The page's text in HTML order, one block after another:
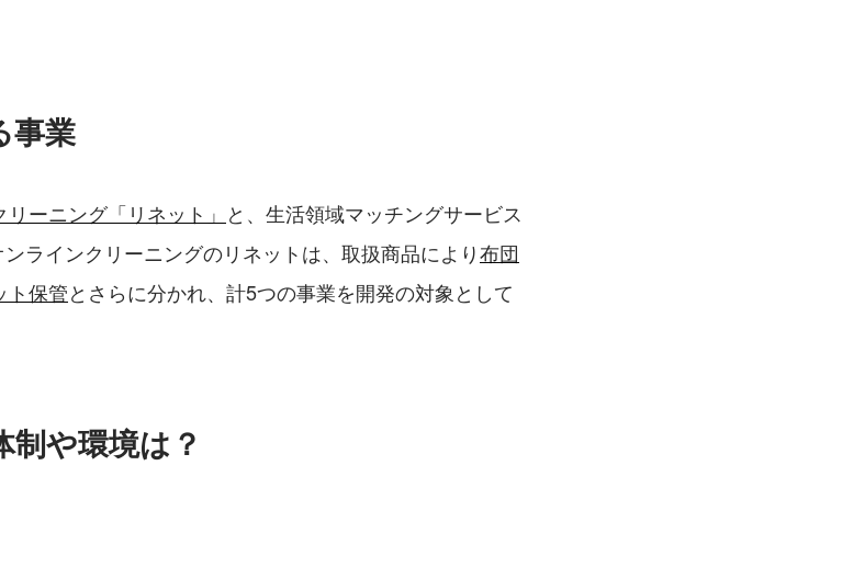
事業
ーニング「リネット」 と、生活領域マッチングサービス
ンラインクリーニングのリネットは、取扱商品により布団
ト保管とさらに分かれ、計5つの事業を開発の対象として
や環境は？